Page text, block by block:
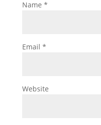
Name *
Email *
Website